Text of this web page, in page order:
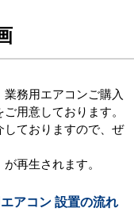
務用エアコンご購入
用意しております。
ておりますので、ぜ
再生されます。
アコン 設置の流れ